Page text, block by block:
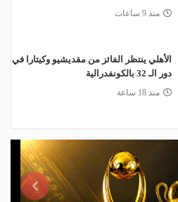
منذ 9 ساعات
الأهلي ينتظر الفائز من مقديشيو وكيتارا في
دور الـ 32 بالكونفدرالية
منذ 18 ساعة